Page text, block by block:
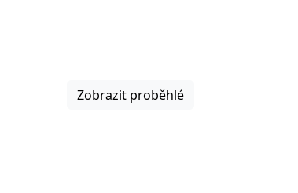
Zobrazit proběhlé